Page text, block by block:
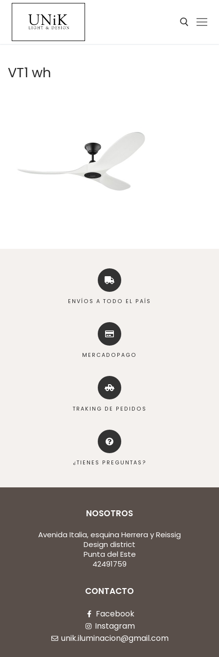
VT1 wh
ENVÍOS A TODO EL PAÍS
MERCADOPAGO
TRAKING DE PEDIDOS
¿TIENES PREGUNTAS?
NOSOTROS
Avenida Italia, esquina Herrera y Reissig
Design district
Punta del Este
42491759
CONTACTO
Facebook
Instagram
unik.iluminacion@gmail.com